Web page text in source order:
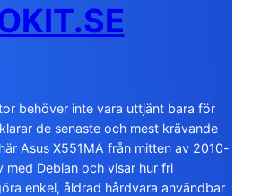
behöver inte vara uttjänt bara för
de senaste och mest krävande
Asus X551MA från mitten av 2010-
Debian och visar hur fri
enkel, åldrad hårdvara användbar